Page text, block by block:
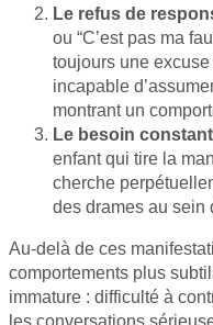
Le refus de
ou “C’est pas ma
toujours une
incapable
montrant un
Le besoin
enfant qui tire la
cherche
des drames au sein
Au-delà de ces
comportements plus
immature : difficulté à
les conversations